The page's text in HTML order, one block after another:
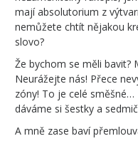
mají absolutorium z
nemůžete chtít nějakou
slovo?
Že bychom se měli
Neurážejte nás! Přece
zóny! To je celé
dáváme si šestky a
A mně zase baví